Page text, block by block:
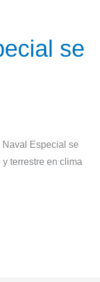
se
Especial se
terrestre en clima